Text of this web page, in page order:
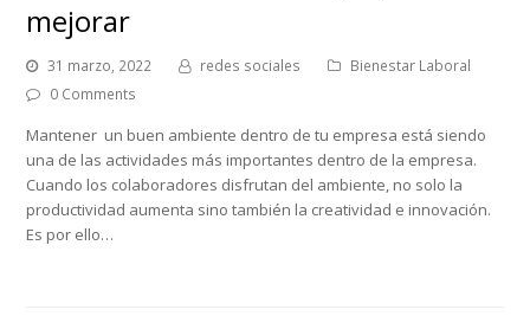
mejorar
31 marzo, 2022 redes sociales
Bienestar Laboral
0 Comments
Mantener un buen ambiente dentro de tu empresa está siendo
una de las actividades más importantes dentro de la empresa.
Cuando los colaboradores disfrutan del ambiente, no solo la
productividad aumenta sino también la creatividad e innovación.
Es por ello…